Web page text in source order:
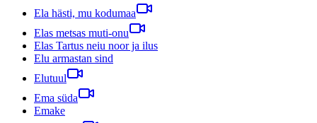
Ela hästi, mu kodumaa
Elas metsas muti-onu
Elas Tartus neiu noor ja ilus
Elu armastan sind
Elutuul
Ema süda
Emake